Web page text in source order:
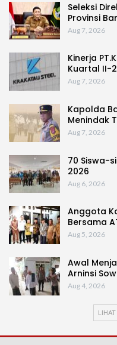
Seleksi
Provinsi
Aug 7, 2026
Kinerja
Kuartal II-
Aug 7, 2026
Kapolda
Menindak
Aug 7, 2026
70 Siswa-
2026
Aug 6, 2026
Anggota
Bersama
Aug 5, 2026
Awal
Arninsi
Aug 4, 2026